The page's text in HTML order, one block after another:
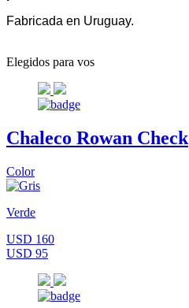
Fabricada en Uruguay.
Elegidos para vos
Chaleco Rowan Check
Color
Verde
USD 160
USD 95